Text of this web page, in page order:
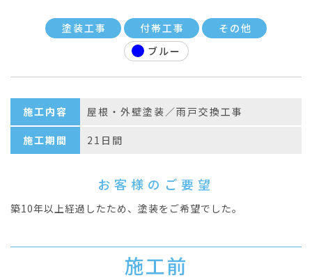
塗装工事 付帯工事
その他
ブルー
施工内容 屋根・外壁塗装／雨戸交換工事
施工期間 21日間
お客様のご要望
築10年以上経過したため、塗装をご希望でした。
施工前